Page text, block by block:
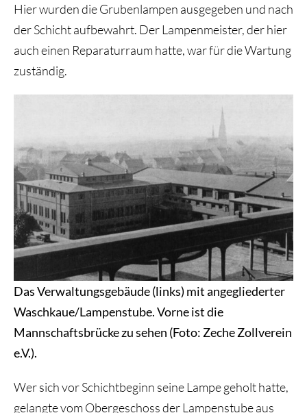
Hier wurden die Grubenlampen ausgegeben und nach
der Schicht aufbewahrt. Der Lampenmeister, der hier
auch einen Reparaturraum hatte, war für die Wartung
zuständig.
Das Verwaltungsgebäude (links) mit angegliederter
Waschkaue/Lampenstube. Vorne ist die
Mannschaftsbrücke zu sehen (Foto: Zeche Zollverein
e.V.).
Wer sich vor Schichtbeginn seine Lampe geholt hatte,
gelangte vom Obergeschoss der Lampenstube aus